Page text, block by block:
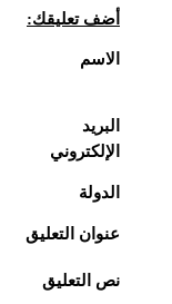
أضف تعليقك:
الاسم
البريد
الإلكتروني
الدولة
عنوان التعليق
نص التعليق